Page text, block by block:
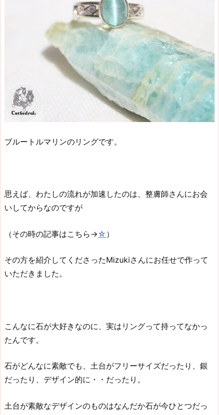
ブルートルマリンのリングです。
思えば、わたしの流れが加速したのは、整膚師さんにお会
いしてからなのですが
（その時の記事はこちら→☆ ）
その方を紹介してくださったMizukiさんにお任せで作って
いただきました。
こんなに石が大好きなのに、実はリングって持ってなかっ
たんです。
石がどんなに素敵でも、土台がフリーサイズだったり、銀
だったり、デザイン的に・・だったり。
土台が素敵なデザインのものはなんだか石が今ひとつだっ